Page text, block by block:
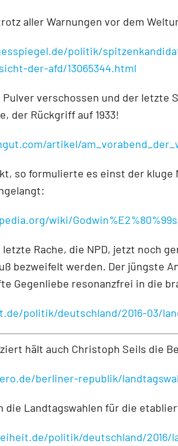
aller Warnungen vor dem
politik/
der-afd/13065344.html
Pulver verschossen und der
der Rückgriff auf 1933!
artikel/
so formulierte es einst der
wiki/
letzte Rache, die NPD, jetzt noch
bezweifelt werden. Der jüngste
Gegenliebe resonanzfrei in die
politik/deutschland/2016-03/
hält auch Christoph Seils die
berliner-republik/
die Landtagswahlen für die
politik/deutschland/2016/